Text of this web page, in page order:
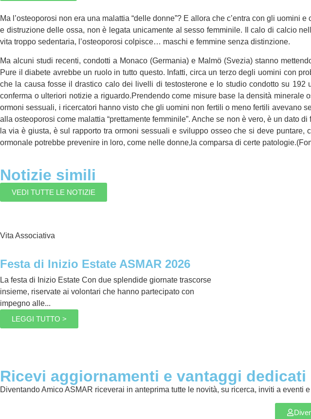
Ma l’osteoporosi non era una malattia “delle donne”? E allora che c’entra con gli
e distruzione delle ossa, non è legata unicamente al sesso femminile. Il calo di calcio
vita troppo sedentaria, l’osteoporosi colpisce… maschi e femmine senza distinzione.
Ma alcuni studi recenti, condotti a Monaco (Germania) e Malmö (Svezia) stanno
Pure il diabete avrebbe un ruolo in tutto questo. Infatti, circa un terzo degli uomini con
che la causa fosse il drastico calo dei livelli di testosterone e lo studio condotto su
conferma o ulteriori notizie a riguardo.Prendendo come misure base la densità
ormoni sessuali, i ricercatori hanno visto che gli uomini non fertili o meno fertili avevano
alla osteoporosi come malattia “prettamente femminile”. Anche se non è vero, è un
la via è giusta, è sul rapporto tra ormoni sessuali e sviluppo osseo che si deve
ormonale potrebbe prevenire in loro, come nelle donne,la comparsa di certe
Notizie simili
VEDI TUTTE LE NOTIZIE
Vita Associativa
Festa di Inizio Estate ASMAR 2026
La festa di Inizio Estate Con due splendide giornate trascorse
insieme, riservate ai volontari che hanno partecipato con
impegno alle...
LEGGI TUTTO >
Ricevi aggiornamenti e vantaggi dedicati
Diventando Amico ASMAR riceverai in anteprima tutte le novità, su ricerca, inviti a eventi